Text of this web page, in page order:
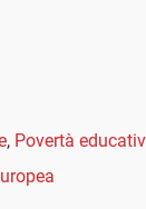
, Povertà